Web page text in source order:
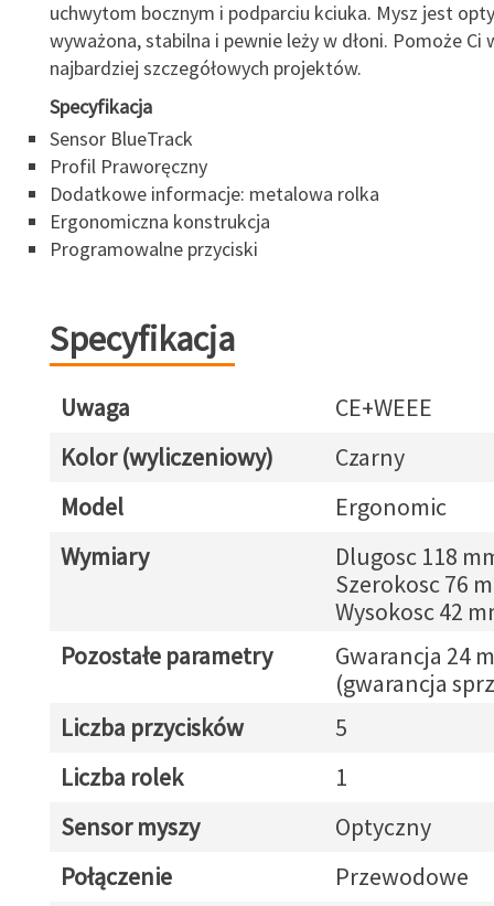
uchwytom bocznym i podparciu kciuka. Mysz jest
wyważona, stabilna i pewnie leży w dłoni. Pomoże Ci
najbardziej szczegółowych projektów.
Specyfikacja
Sensor BlueTrack
Profil Praworęczny
Dodatkowe informacje: metalowa rolka
Ergonomiczna konstrukcja
Programowalne przyciski
Specyfikacja
Uwaga
CE+WEEE
Kolor (wyliczeniowy)
Czarny
Model
Ergonomic
Wymiary
Dlugosc 118
Szerokosc 76
Wysokosc 42
Pozostałe parametry
Gwarancja 24
(gwarancja
Liczba przycisków
5
Liczba rolek
1
Sensor myszy
Optyczny
Połączenie
Przewodowe